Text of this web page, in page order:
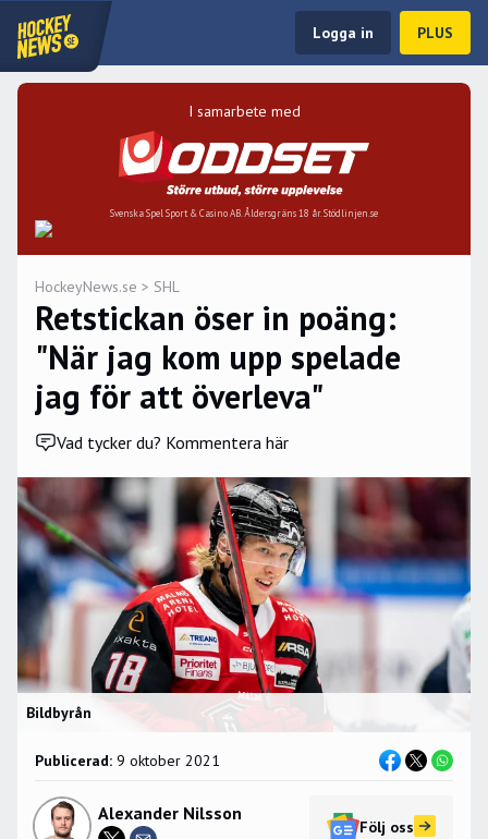
Logga in PLUS
I samarbete med
Svenska Spel Sport & Casino AB. Åldersgräns 18 år. Stödlinjen.se
HockeyNews.se > SHL
Retstickan öser in poäng:
"När jag kom upp spelade
jag för att överleva"
Vad tycker du? Kommentera här
Bildbyrån
Publicerad: 9 oktober 2021
Alexander Nilsson
Följ oss